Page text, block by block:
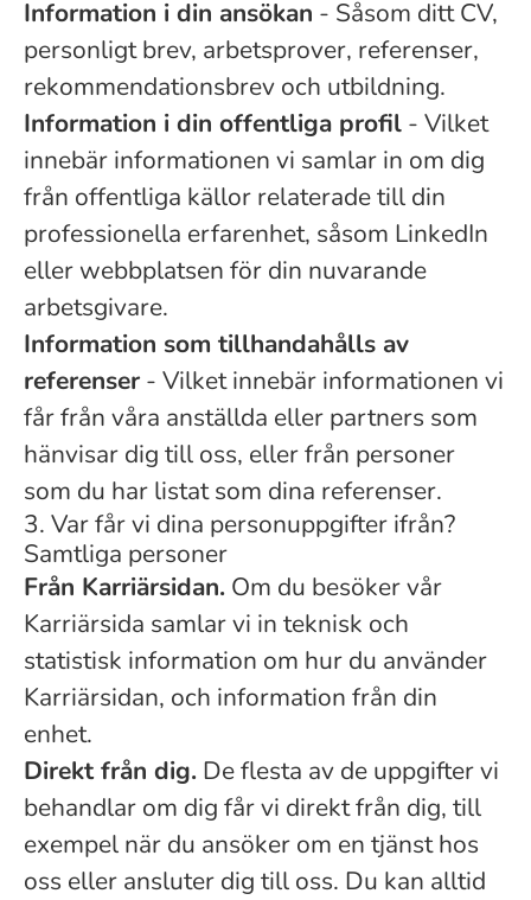
Information i din ansökan - Såsom ditt CV,
personligt brev, arbetsprover, referenser,
rekommendationsbrev och utbildning.
Information i din offentliga profil - Vilket
innebär informationen vi samlar in om dig
från offentliga källor relaterade till din
professionella erfarenhet, såsom LinkedIn
eller webbplatsen för din nuvarande
arbetsgivare.
Information som tillhandahålls av
referenser- Vilket innebär informationen vi
får från våra anställda eller partners som
hänvisar dig till oss, eller från personer
som du har listat som dina referenser.
3. Var får vi dina personuppgifter ifrån?
Samtliga personer
Från Karriärsidan. Om du besöker vår
Karriärsida samlar vi in teknisk och
statistisk information om hur du använder
Karriärsidan, och information från din
enhet.
Direkt från dig. De flesta av de uppgifter vi
behandlar om dig får vi direkt från dig, till
exempel när du ansöker om en tjänst hos
oss eller ansluter dig till oss. Du kan alltid